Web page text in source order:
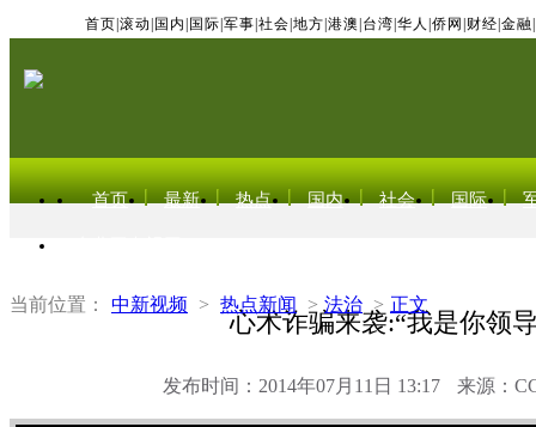
首页 滚动 国内 国际 军事 社会 地方 港澳 台湾 华人 侨网 财经 金融
首页 最新 热点 国内 社会 国际
当前位置： 中新视频 > 热点新闻 > 法治 > 正文
心术诈骗来袭:“我是你领
发布时间：2014年07月11日 13:17 来源：